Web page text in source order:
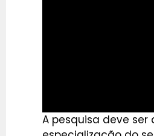
A pesquisa deve ser